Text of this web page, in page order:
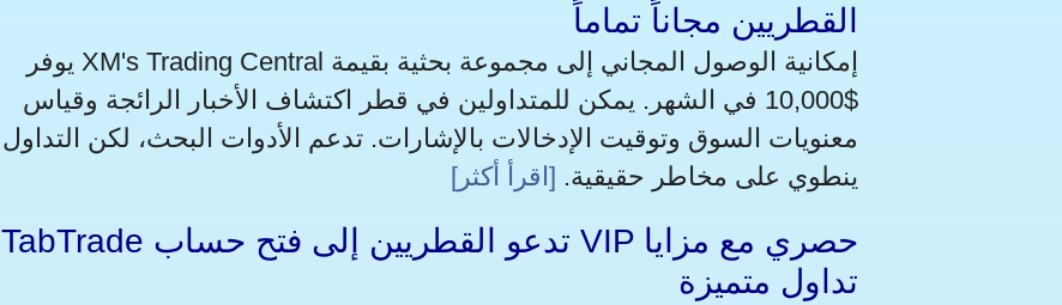
القطريين مجاناً تماماً
يوفر XM's Trading Central إمكانية الوصول المجاني إلى مجموعة بحثية بقيمة
$10,000 في الشهر. يمكن للمتداولين في قطر اكتشاف الأخبار الرائجة وقياس
معنويات السوق وتوقيت الإدخالات بالإشارات. تدعم الأدوات البحث، لكن التداول
ينطوي على مخاطر حقيقية. [اقرأ أكثر]
TabTrade تدعو القطريين إلى فتح حساب VIP حصري مع مزايا
تداول متميزة